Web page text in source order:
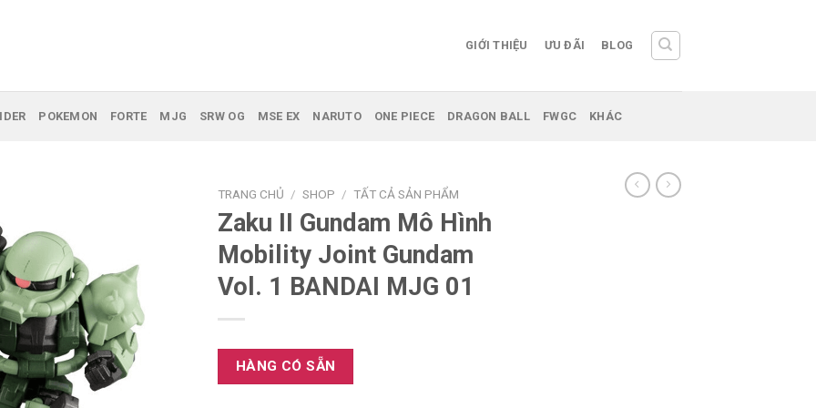
GIỚI THIỆU ƯU ĐÃI BLOG
POKEMON FORTE MJG SRW OG MSE EX NARUTO ONE PIECE DRAGON BALL FWGC KHÁC
TRANG CHỦ / SHOP / TẤT CẢ SẢN PHẨM
Zaku II Gundam Mô Hình
Mobility Joint Gundam
Vol. 1 BANDAI MJG 01
HÀNG CÓ SẴN